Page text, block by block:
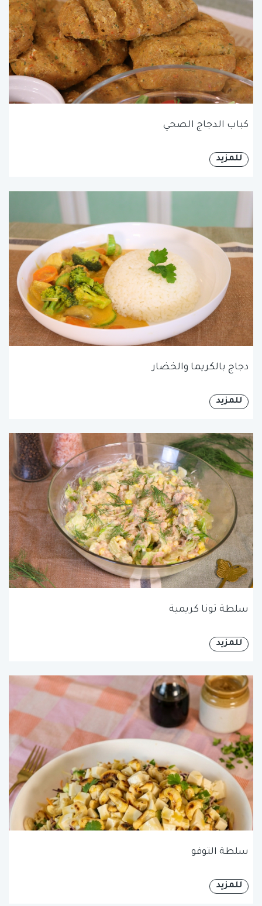
كباب الدجاج الصحي
للمزيد
دجاج بالكريما والخضار
للمزيد
سلطة تونا كريمية
للمزيد
سلطة التوفو
للمزيد